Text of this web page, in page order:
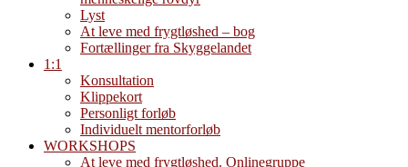
Lyst
At leve med frygtløshed – bog
Fortællinger fra Skyggelandet
1:1
Konsultation
Klippekort
Personligt forløb
Individuelt mentorforløb
WORKSHOPS
At leve med frygtløshed. Onlinegruppe